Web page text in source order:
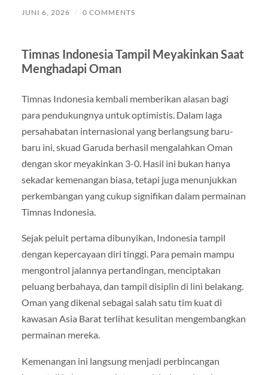
JUNI 6, 2026 / 0 COMMENTS
Timnas Indonesia Tampil Meyakinkan Saat
Menghadapi Oman
Timnas Indonesia kembali memberikan alasan bagi
para pendukungnya untuk optimistis. Dalam laga
persahabatan internasional yang berlangsung baru-
baru ini, skuad Garuda berhasil mengalahkan Oman
dengan skor meyakinkan 3-0. Hasil ini bukan hanya
sekadar kemenangan biasa, tetapi juga menunjukkan
perkembangan yang cukup signifikan dalam permainan
Timnas Indonesia.
Sejak peluit pertama dibunyikan, Indonesia tampil
dengan kepercayaan diri tinggi. Para pemain mampu
mengontrol jalannya pertandingan, menciptakan
peluang berbahaya, dan tampil disiplin di lini belakang.
Oman yang dikenal sebagai salah satu tim kuat di
kawasan Asia Barat terlihat kesulitan mengembangkan
permainan mereka.
Kemenangan ini langsung menjadi perbincangan